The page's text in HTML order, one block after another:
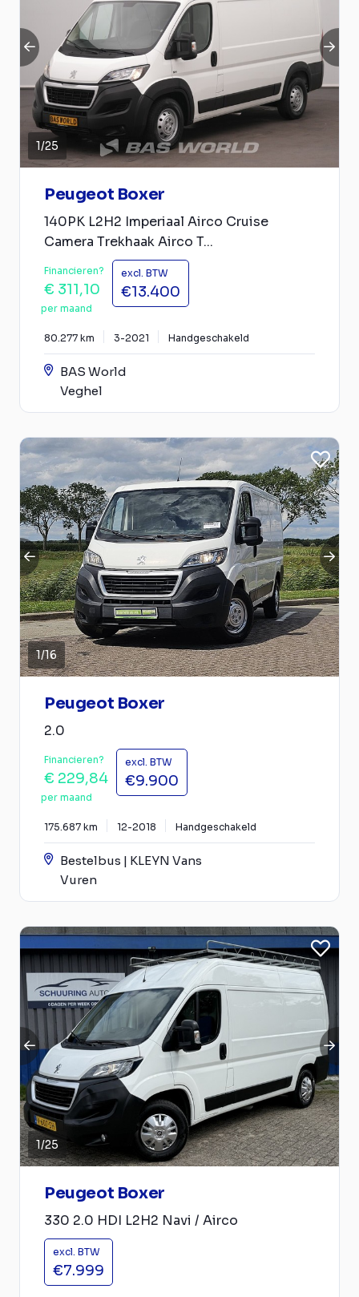
1/25
Peugeot Boxer
140PK L2H2 Imperiaal Airco Cruise
Camera Trekhaak Airco T...
Financieren?
€ 311,10
per maand
excl. BTW
€13.400
80.277 km 3-2021 Handgeschakeld
BAS World
Veghel
1/16
Peugeot Boxer
2.0
Financieren?
€ 229,84
per maand
excl. BTW
€9.900
175.687 km 12-2018 Handgeschakeld
Bestelbus | KLEYN Vans
Vuren
1/25
Peugeot Boxer
330 2.0 HDI L2H2 Navi / Airco
excl. BTW
€7.999